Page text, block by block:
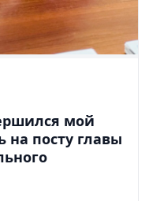
мой
на посту главы